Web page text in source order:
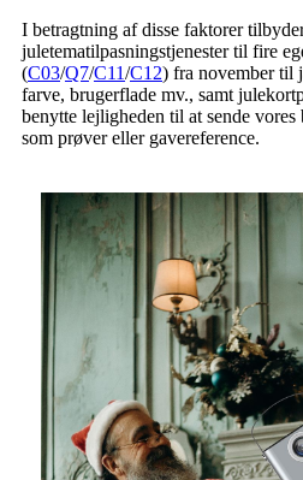
I betragtning af disse faktorer
juletematilpasningstjenester til fire
(C03/Q7/C11/C12) fra november til
farve, brugerflade mv., samt
benytte lejligheden til at sende
som prøver eller gavereference.